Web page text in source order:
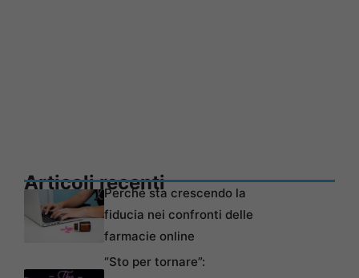
Articoli recentiPerché sta crescendo la
fiducia nei confronti delle
farmacie online
“Sto per tornare”: